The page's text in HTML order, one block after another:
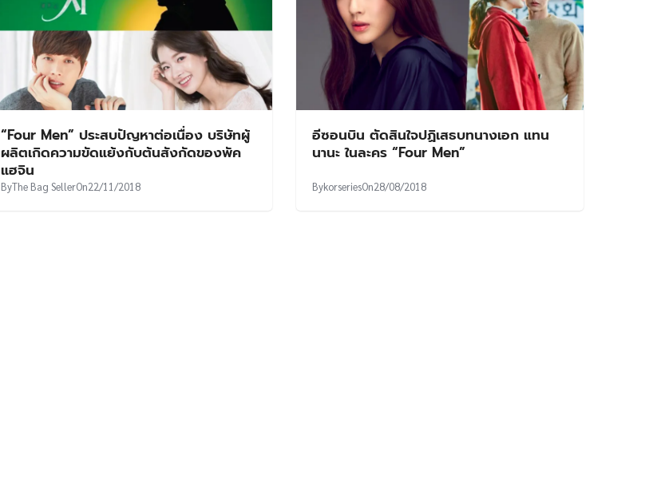
“Four Men” ประสบปัญหาต่อเนื่อง บริษัทผู้
ผลิตเกิดความขัดแย้งกับต้นสังกัดของพัค
แฮจิน
ByThe Bag SellerOn22/11/2018
อีซอนบิน ตัดสินใจปฏิเสธบทนางเอก แทน
นานะ ในละคร “Four Men”
BykorseriesOn28/08/2018